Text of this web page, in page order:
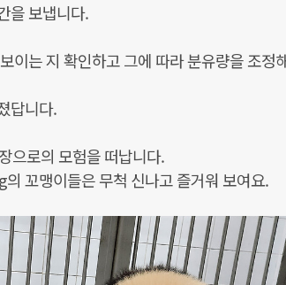
을 보냅니다.
이는 지 확인하고 그에 따라 분유량을 조정
답니다.
으로의 모험을 떠납니다.
꼬맹이들은 무척 신나고 즐거워 보여요.